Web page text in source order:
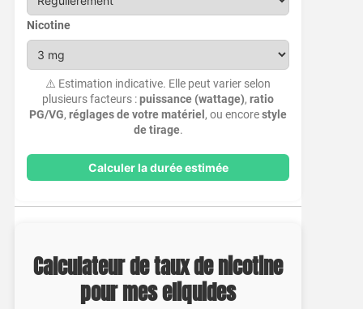
Nicotine
⚠️ Estimation indicative. Elle peut varier selon
plusieurs facteurs :puissance (wattage),ratio
PG/VG,réglages de votre matériel , ou encorestyle
de tirage.
Calculer la durée estimée
Calculateur de taux de nicotine
pour mes eliquides